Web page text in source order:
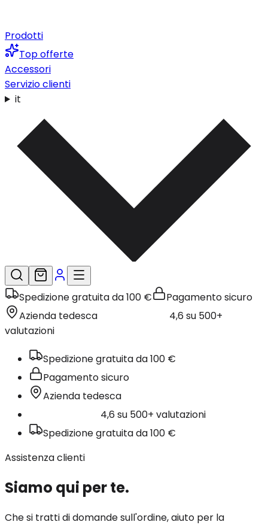
Prodotti
Top offerte
Accessori
Servizio clienti
it
Spedizione gratuita da 100 €
Pagamento sicuro
Azienda tedesca
4,6 su 500+
valutazioni
Spedizione gratuita da 100 €
Pagamento sicuro
Azienda tedesca
4,6 su 500+ valutazioni
Spedizione gratuita da 100 €
Assistenza clienti
Siamo qui per te.
Che si tratti di domande sull'ordine, aiuto per la